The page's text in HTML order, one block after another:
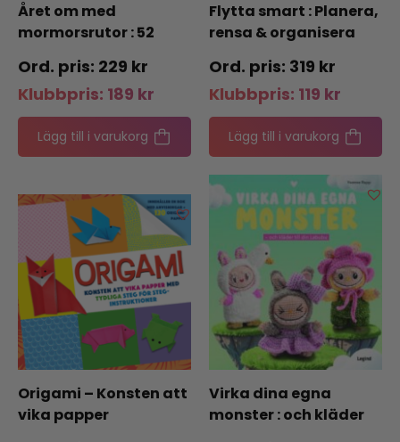
Året om med
mormorsrutor : 52
virka – en för varje
vecka
229 kr
Klubbpris: 189 kr
Lägg till i varukorg
Flytta smart : Planera,
rensa & organisera
319 kr
Klubbpris: 119 kr
Lägg till i varukorg
Origami – Konsten att
vika papper
Virka dina egna
monster : och kläder